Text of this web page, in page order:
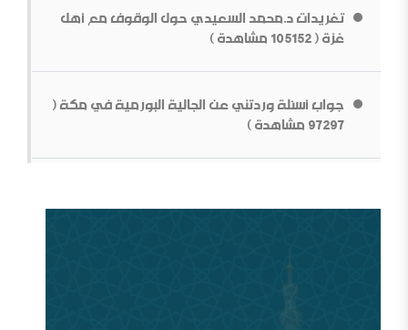
قطع الطريق دون داعش
بناء الشخصية السلفية في ظل المتغيرات[محاضرة مفرغة]
تغريدات د.محمد السعيدي حول الوقوف مع أهل
غزة ( 105152 مشاهدة )
جواب أسئلة وردتني عن الجالية البورمية في مكة (
97297 مشاهدة )
مشاهدة )